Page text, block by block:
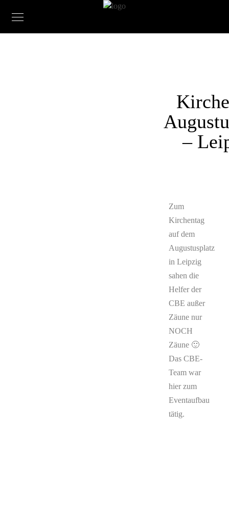
–
Zum
Kirchentag
auf dem
Augustusplatz
in Leipzig
sahen die
Helfer der
CBE außer
Zäune nur
NOCH
Zäune 🙂
Das CBE-
Team war
hier zum
Eventaufbau
tätig.